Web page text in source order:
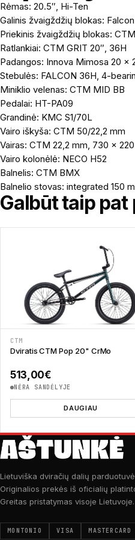
Rėmas: 20.5″, Hi-Ten
Galinis žvaigždžių blokas:
Priekinis žvaigždžių blokas:
Ratlankiai: CTM GRIT 20″, 36H
Padangos: Innova Mimosa 20 x
Stebulės: FALCON 36H, 4-
Miniklio velenas: CTM MID BB
Pedalai: HT-PA09
Grandinė: KMC S1/70L
Vairo iškyša: CTM 50/22,2 mm
Vairas: CTM 22,2 mm, 730 x
Vairo kolonėlė: NECO H52
Balnelis: CTM BMX
Balnelio stovas: integrated 150
Galbūt taip pat
CTM
Dviratis CTM Pop 20" CrMo
513,00€
NĖRA SANDĖLYJE
DAUGIAU
Lietuviška dviračių dalių
Originalios prekės iš oficialių
Greitas pristatymas visoje Lietuvoje.
MONTONIO VISA MASTERCARD